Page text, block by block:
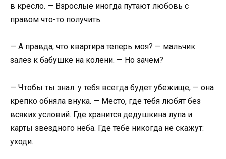
в кресло. — Взрослые иногда путают любовь с
правом что-то получить.
— А правда, что квартира теперь моя? — мальчик
залез к бабушке на колени. — Но зачем?
— Чтобы ты знал: у тебя всегда будет убежище, — она
крепко обняла внука. — Место, где тебя любят без
всяких условий. Где хранится дедушкина лупа и
карты звёздного неба. Где тебе никогда не скажут:
уходи.